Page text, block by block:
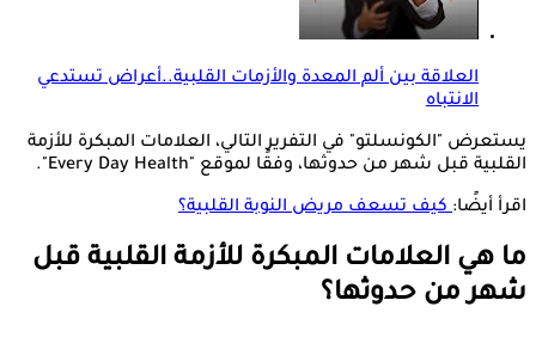
العلاقة بين ألم المعدة والأزمات القلبية..أعراض تستدعي
الانتباه
يستعرض "الكونسلتو" في التفرير التالي، العلامات المبكرة للأزمة
القلبية قبل شهر من حدوثها، وفقًا لموقع "Every Day Health".
اقرأ أيضًا:كيف تسعف مريض النوبة القلبية؟
ما هي العلامات المبكرة للأزمة القلبية قبل
شهر من حدوثها؟